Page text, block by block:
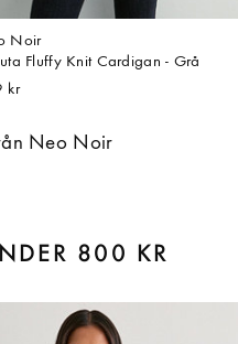
Noir
Fluffy Knit Cardigan - Grå
kr
Neo Noir
800 KR